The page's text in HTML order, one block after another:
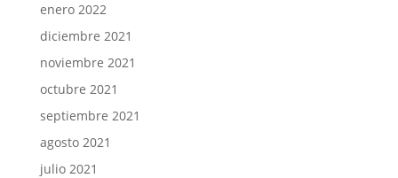
enero 2022
diciembre 2021
noviembre 2021
octubre 2021
septiembre 2021
agosto 2021
julio 2021